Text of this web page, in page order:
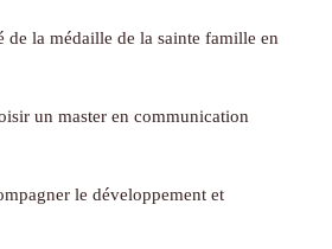
de la médaille de la sainte famille en
un master en communication
le développement et